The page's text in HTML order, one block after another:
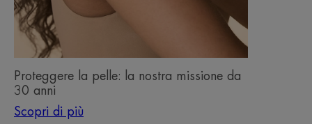
Proteggere la pelle: la nostra missione da
30 anni
Scopri di più